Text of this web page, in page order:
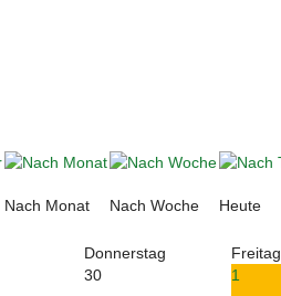
Nach Monat Nach Woche Heute
Donnerstag Freitag
30 1